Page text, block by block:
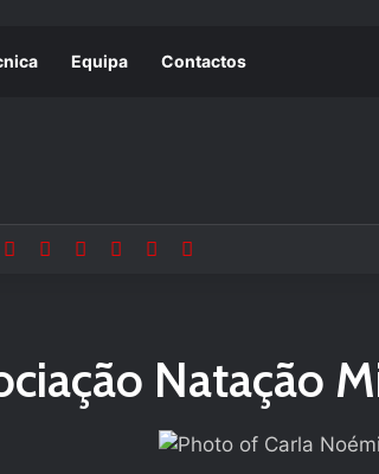
Equipa Contactos
Natação